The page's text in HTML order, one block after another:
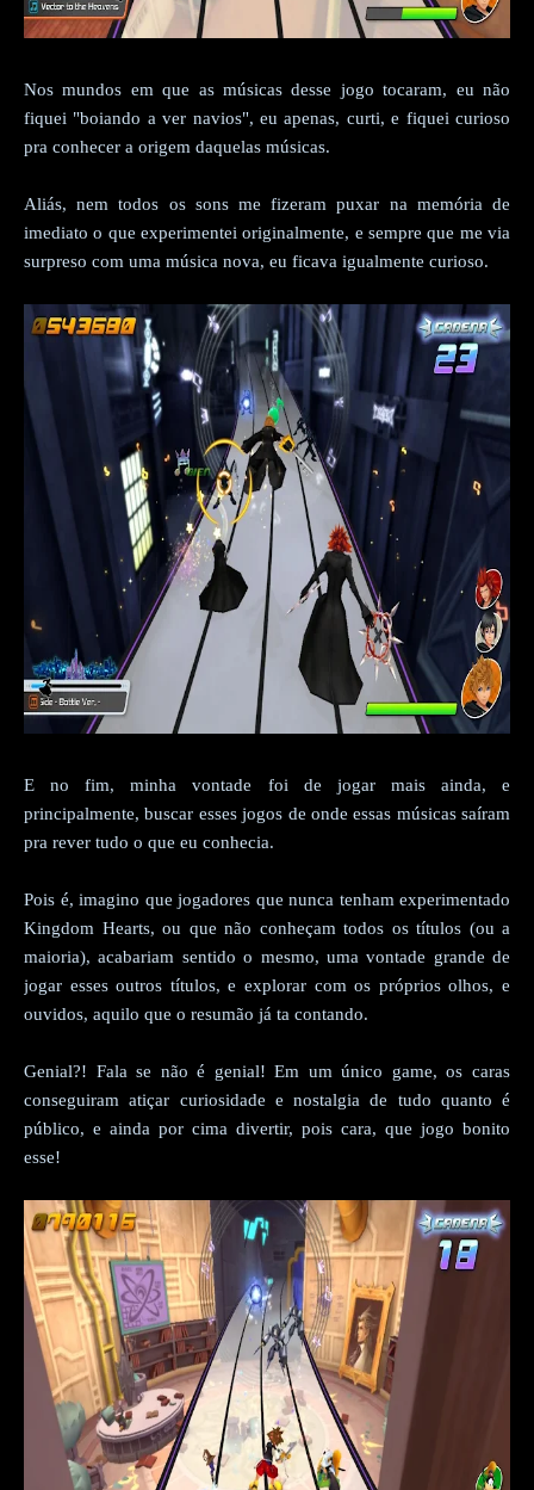
Nos mundos em que as músicas desse jogo tocaram, eu não
fiquei "boiando a ver navios", eu apenas, curti, e fiquei curioso
pra conhecer a origem daquelas músicas.
Aliás, nem todos os sons me fizeram puxar na memória de
imediato o que experimentei originalmente, e sempre que me via
surpreso com uma música nova, eu ficava igualmente curioso.
E no fim, minha vontade foi de jogar mais ainda, e
principalmente, buscar esses jogos de onde essas músicas saíram
pra rever tudo o que eu conhecia.
Pois é, imagino que jogadores que nunca tenham experimentado
Kingdom Hearts, ou que não conheçam todos os títulos (ou a
maioria), acabariam sentido o mesmo, uma vontade grande de
jogar esses outros títulos, e explorar com os próprios olhos, e
ouvidos, aquilo que o resumão já ta contando.
Genial?! Fala se não é genial! Em um único game, os caras
conseguiram atiçar curiosidade e nostalgia de tudo quanto é
público, e ainda por cima divertir, pois cara, que jogo bonito
esse!